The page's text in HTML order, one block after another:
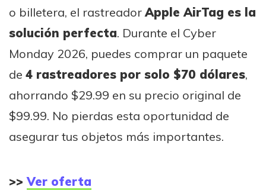
o billetera, el rastreadorApple AirTag es la
solución perfecta. Durante el Cyber
Monday 2026, puedes comprar un paquete
de 4 rastreadores por solo $70 dólares,
ahorrando $29.99 en su precio original de
$99.99. No pierdas esta oportunidad de
asegurar tus objetos más importantes.
>>Ver oferta